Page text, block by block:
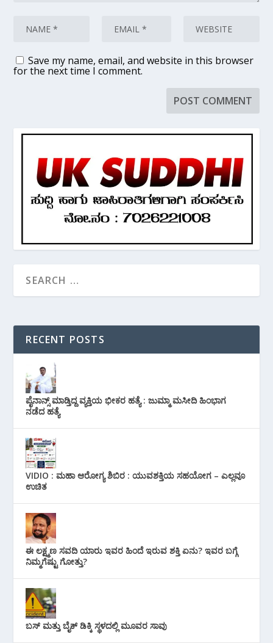
Save my name, email, and website in this browser
for the next time I comment.
RECENT POSTS
ಪೈನಾನ್ಸ್ ಮಾಡ್ತಿದ್ದ ವ್ಯಕ್ತಿಯ ಭೀಕರ‌ ಹತ್ಯೆ : ಜುಮ್ಮಾ ಮಸೀದಿ ಹಿಂಭಾಗ
ನಡೆದ ಹತ್ಯೆ
VIDIO : ಮಹಾ ಆರೋಗ್ಯ ಶಿಬಿರ : ಯುವಶಕ್ತಿಯ ಸಹಯೋಗ – ಎಲ್ಲವೂ
ಉಚಿತ
ಈ ಲಕ್ಷ್ಮಣ ಸವದಿ ಯಾರು ಇವರ ಹಿಂದೆ ಇರುವ ಶಕ್ತಿ ಏನು? ಇವರ ಬಗ್ಗೆ
ನಿಮ್ಮಗೆಷ್ಟು ಗೋತ್ತು?
ಬಸ್ ಮತ್ತು ಬೈಕ್ ಡಿಕ್ಕಿ ಸ್ಥಳದಲ್ಲಿ ಮೂವರ ಸಾವು